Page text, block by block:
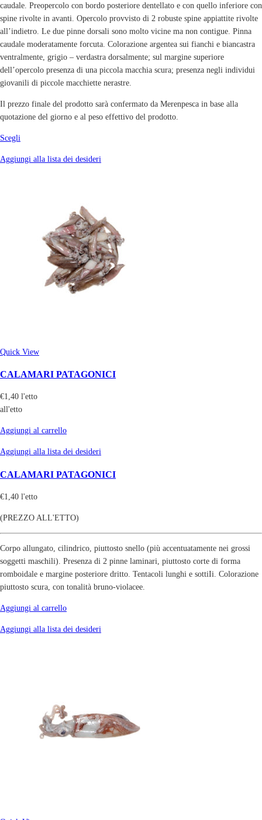
caudale. Preopercolo con bordo posteriore dentellato e con quello inferiore con
spine rivolte in avanti. Opercolo provvisto di 2 robuste spine appiattite rivolte
all’indietro. Le due pinne dorsali sono molto vicine ma non contigue. Pinna
caudale moderatamente forcuta. Colorazione argentea sui fianchi e biancastra
ventralmente, grigio – verdastra dorsalmente; sul margine superiore
dell’opercolo presenza di una piccola macchia scura; presenza negli individui
giovanili di piccole macchiette nerastre.
Il prezzo finale del prodotto sarà confermato da Merenpesca in base alla
quotazione del giorno e al peso effettivo del prodotto.
Scegli
Aggiungi alla lista dei desideri
Quick View
CALAMARI PATAGONICI
€1,40 l'etto
all'etto
Aggiungi al carrello
Aggiungi alla lista dei desideri
CALAMARI PATAGONICI
€1,40 l'etto
(PREZZO ALL'ETTO)
Corpo allungato, cilindrico, piuttosto snello (più accentuatamente nei grossi
soggetti maschili). Presenza di 2 pinne laminari, piuttosto corte di forma
romboidale e margine posteriore dritto. Tentacoli lunghi e sottiIi. Colorazione
piuttosto scura, con tonalità bruno-violacee.
Aggiungi al carrello
Aggiungi alla lista dei desideri